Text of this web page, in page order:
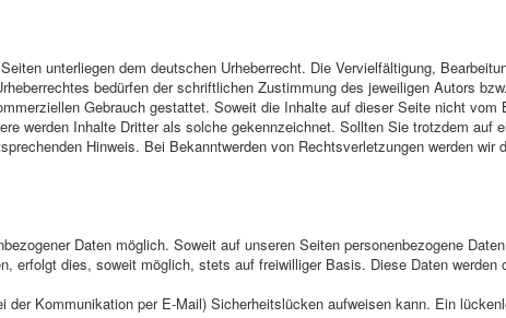
unterliegen dem deutschen Urheberrecht. Die Vervielfältigung,
bedürfen der schriftlichen Zustimmung des jeweiligen Autors
Gebrauch gestattet. Soweit die Inhalte auf dieser Seite nicht vom
werden Inhalte Dritter als solche gekennzeichnet. Sollten Sie trotzdem auf
Hinweis. Bei Bekanntwerden von Rechtsverletzungen werden wir
Daten möglich. Soweit auf unseren Seiten personenbezogene Daten
erfolgt dies, soweit möglich, stets auf freiwilliger Basis. Diese Daten werden
Kommunikation per E-Mail) Sicherheitslücken aufweisen kann. Ein